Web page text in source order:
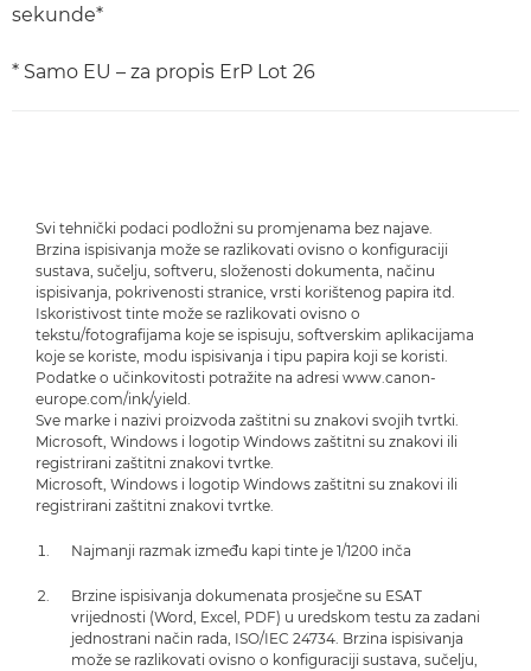
sekunde*
* Samo EU – za propis ErP Lot 26
Svi tehnički podaci podložni su promjenama bez najave.
Brzina ispisivanja može se razlikovati ovisno o konfiguraciji
sustava, sučelju, softveru, složenosti dokumenta, načinu
ispisivanja, pokrivenosti stranice, vrsti korištenog papira itd.
Iskoristivost tinte može se razlikovati ovisno o
tekstu/fotografijama koje se ispisuju, softverskim aplikacijama
koje se koriste, modu ispisivanja i tipu papira koji se koristi.
Podatke o učinkovitosti potražite na adresi www.canon-
europe.com/ink/yield.
Sve marke i nazivi proizvoda zaštitni su znakovi svojih tvrtki.
Microsoft, Windows i logotip Windows zaštitni su znakovi ili
registrirani zaštitni znakovi tvrtke.
Microsoft, Windows i logotip Windows zaštitni su znakovi ili
registrirani zaštitni znakovi tvrtke.
Najmanji razmak između kapi tinte je 1/1200 inča
Brzine ispisivanja dokumenata prosječne su ESAT
vrijednosti (Word, Excel, PDF) u uredskom testu za zadani
jednostrani način rada, ISO/IEC 24734. Brzina ispisivanja
može se razlikovati ovisno o konfiguraciji sustava, sučelju,